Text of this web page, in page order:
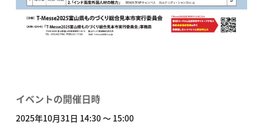
イベントの開催日時
2025年10月31日 14:30 〜 15:00